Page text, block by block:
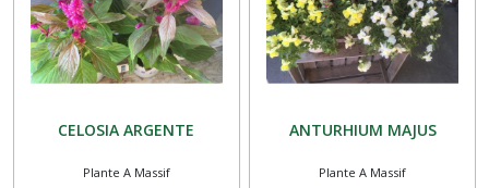
CELOSIA ARGENTE
Plante A Massif
ANTURHIUM MAJUS
Plante A Massif